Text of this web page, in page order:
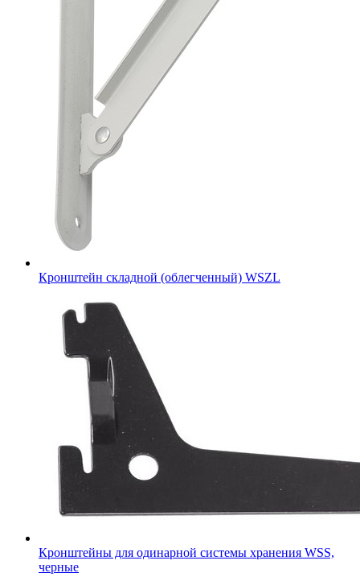
Кронштейн складной (облегченный) WSZL
Кронштейны для одинарной системы хранения WSS,
черные